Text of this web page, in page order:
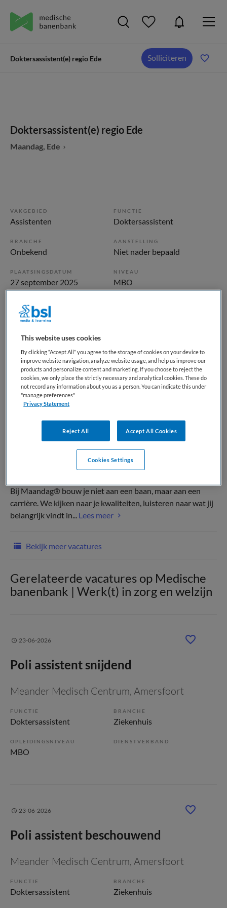
Doktersassistent(e) regio Ede Solliciteren
Doktersassistent(e) regio Ede
Maandag, Ede
VAKGEBIED
Assistenten
FUNCTIE
Doktersassistent
BRANCHE
Onbekend
AANSTELLING
Niet nader bepaald
PLAATSINGSDATUM
27 september 2025
NIVEAU
MBO
Niet nader bepaald
Vacature niet beschikbaar
Deze vacature Doktersassistent(e) regio Ede bij Maandag is
niet meer actueel. Hieronder staan enkele vergelijkbare
vacatures die voor u wellicht interessant zijn.
Bij Maandag® bouw je niet aan een baan, maar aan een
carrière. We kijken naar je kwaliteiten, luisteren naar wat jij
belangrijk vindt in... Lees meer
Bekijk meer vacatures
Gerelateerde vacatures op Medische
banenbank | Werk(t) in zorg en welzijn
23-06-2026
Poli assistent snijdend
Meander Medisch Centrum, Amersfoort
FUNCTIE
Doktersassistent
BRANCHE
Ziekenhuis
OPLEIDINGSNIVEAU
MBO
DIENSTVERBAND
23-06-2026
Poli assistent beschouwend
Meander Medisch Centrum, Amersfoort
FUNCTIE
Doktersassistent
BRANCHE
Ziekenhuis
This website uses cookies
By clicking “Accept All” you agree to the storage of cookies on your device to
improve website navigation, analyze website usage, and help us improve our
products and personalize content and marketing. If you choose to reject the
cookies, we only place the strictly necessary and analytical cookies. These do
not record any information about you as a person. You can indicate this under
"manage preferences"
Privacy Statement
Reject All Accept All Cookies
Cookies Settings